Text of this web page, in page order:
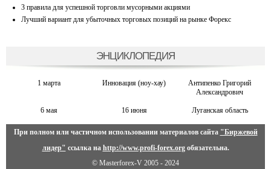
3 правила для успешной торговли мусорными акциями
Лучший вариант для убыточных торговых позиций на рынке Форекс
ЭНЦИКЛОПЕДИЯ
1 марта Инновация (ноу-хау)
Антипенко Григорий
Александрович
6 мая 16 июня Луганская область
При полном или частичном использовании материалов сайта "Биржевой
лидер" ссылка на http://www.profi-forex.orgобязательна.
© Masterforex-V 2005 - 2024